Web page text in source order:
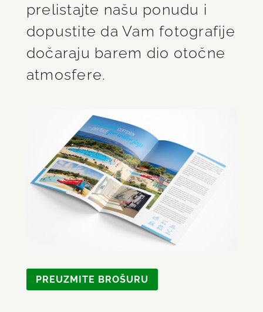
prelistajte našu ponudu i
dopustite da Vam fotografije
dočaraju barem dio otočne
atmosfere.
PREUZMITE BROŠURU